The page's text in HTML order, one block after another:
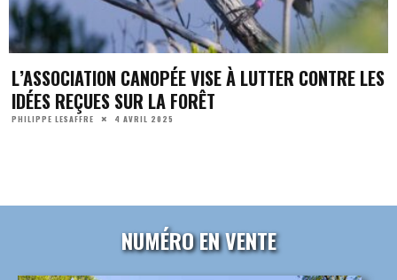
L’ASSOCIATION CANOPÉE VISE À LUTTER CONTRE LES
IDÉES REÇUES SUR LA FORÊT
PHILIPPE LESAFFRE 4 AVRIL 2025
NUMÉRO EN VENTE